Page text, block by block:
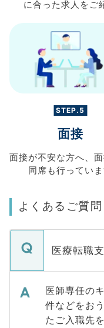
に合った求人を ご
STEP.5
面接
面接が不安な方へ、
同席も行ってい
よくあるご質問
医療転職
医師専任の
件などをお
たご入職先